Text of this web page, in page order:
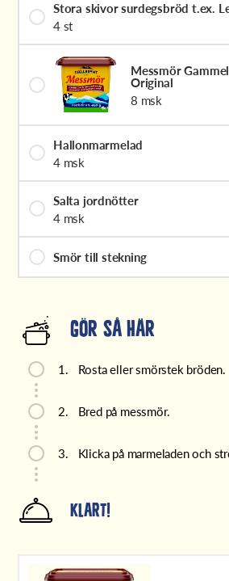
Stora skivor surdegsbröd t.ex.
4 st
Messmör
Original
8 msk
Hallonmarmelad
4 msk
Salta jordnötter
4 msk
Smör till stekning
Gör så här
1. Rosta eller smörstek bröden.
2. Bred på messmör.
3. Klicka på marmeladen och
Klart!